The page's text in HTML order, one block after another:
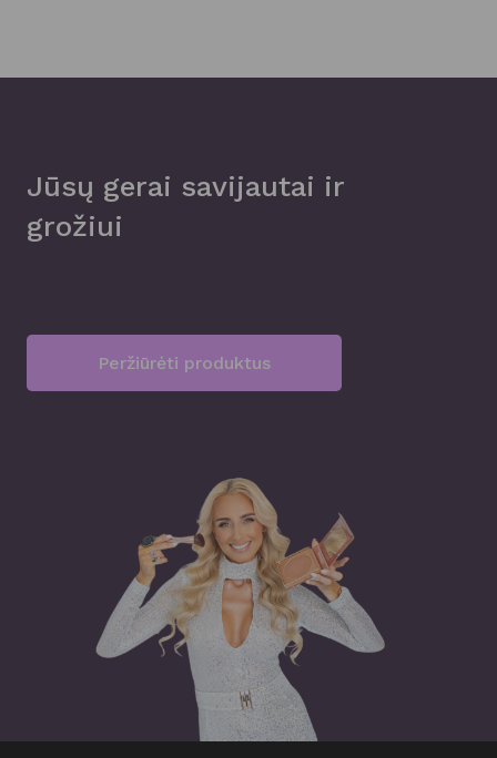
Jūsų gerai savijautai ir
grožiui
Peržiūrėti produktus